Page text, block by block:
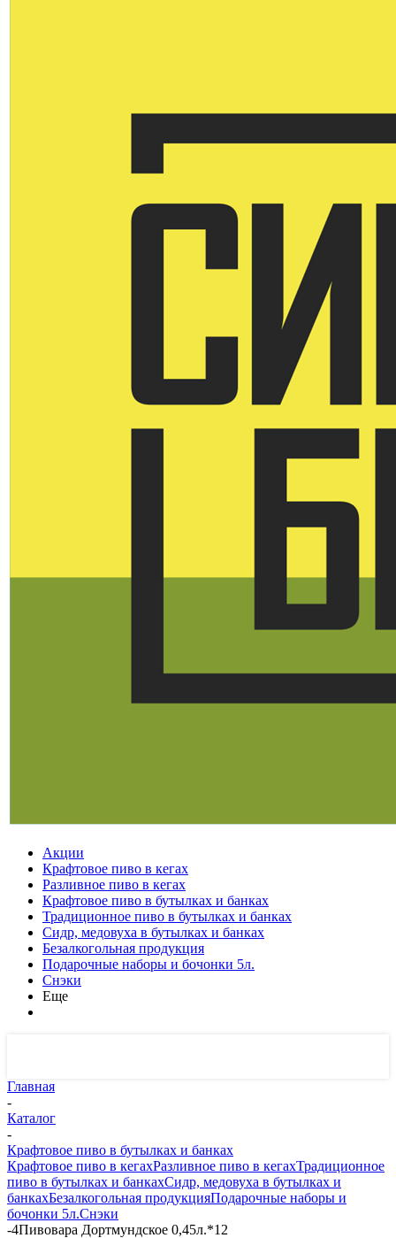
Акции
Крафтовое пиво в кегах
Разливное пиво в кегах
Крафтовое пиво в бутылках и банках
Традиционное пиво в бутылках и банках
Сидр, медовуха в бутылках и банках
Безалкогольная продукция
Подарочные наборы и бочонки 5л.
Снэки
Еще
Главная
-
Каталог
-
Крафтовое пиво в бутылках и банках
Крафтовое пиво в кегахРазливное пиво в кегахТрадиционное
пиво в бутылках и банкахСидр, медовуха в бутылках и
банкахБезалкогольная продукцияПодарочные наборы и
бочонки 5л.Снэки
-4Пивовара Дортмундское 0,45л.*12